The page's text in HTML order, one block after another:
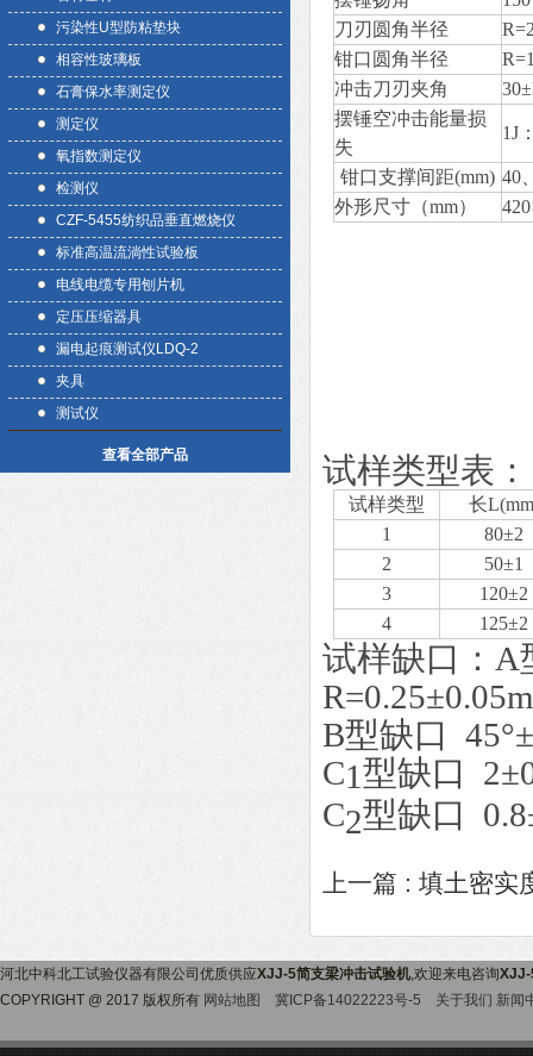
污染性U型防粘垫块
相容性玻璃板
石膏保水率测定仪
测定仪
氧指数测定仪
检测仪
CZF-5455纺织品垂直燃烧仪
标准高温流淌性试验板
电线电缆专用刨片机
定压压缩器具
漏电起痕测试仪LDQ-2
夹具
测试仪
查看全部产品
刀刃圆角半径
钳口圆角半径
冲击刀刃夹角
摆锤空冲击能量损
失
1J
钳口支撑间距(mm) 40
外形尺寸（mm）
试样类型表：
试样类型
长
1
80±2
2
50±1
3
120±2
4
125±2
试样缺口：A
B型缺口
C1型缺口
C2型缺口
上一篇 : 填土密实
河北中科北工试验仪器有限公司优质供应XJJ-5简支梁冲击试验机 ,欢迎来电咨询XJJ-
COPYRIGHT @ 2017 版权所有 网站地图 冀ICP备14022223号-5 关于我们 新闻